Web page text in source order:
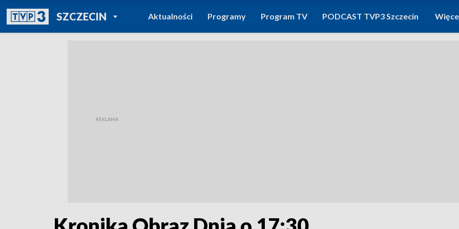
SZCZECINPOWRÓT DO
TVP REGIONY
Aktualności Programy Program TV PODCAST TVP3 Szczecin